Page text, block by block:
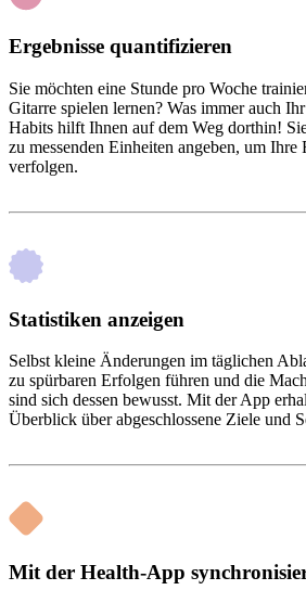
Ergebnisse quantifizieren
Sie möchten eine Stunde pro Woche
Gitarre spielen lernen? Was immer auch
Habits hilft Ihnen auf dem Weg dorthin!
zu messenden Einheiten angeben, um Ihre
verfolgen.
Statistiken anzeigen
Selbst kleine Änderungen im täglichen
zu spürbaren Erfolgen führen und die
sind sich dessen bewusst. Mit der App
Überblick über abgeschlossene Ziele und
Mit der Health-App